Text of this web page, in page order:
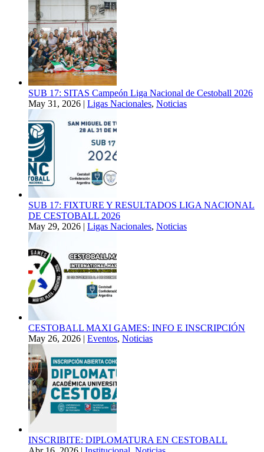
SUB 17: SITAS Campeón Liga Nacional de Cestoball 2026
May 31, 2026 | Ligas Nacionales, Noticias
SUB 17: FIXTURE Y RESULTADOS LIGA NACIONAL
DE CESTOBALL 2026
May 29, 2026 | Ligas Nacionales, Noticias
CESTOBALL MAXI GAMES: INFO E INSCRIPCIÓN
May 26, 2026 | Eventos, Noticias
INSCRIBITE: DIPLOMATURA EN CESTOBALL